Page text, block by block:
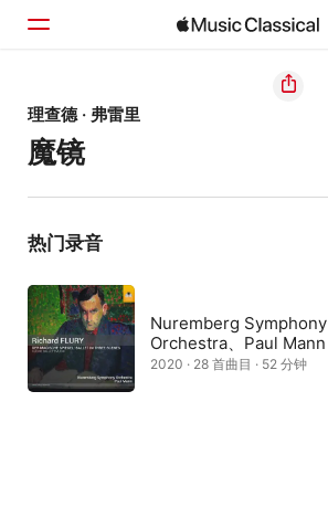
主页
浏览
搜索
理查德 · 弗雷里
魔镜
热门录音
Nuremberg Symphony
Orchestra、Paul Mann
2020 · 28 首曲目 · 52 分钟